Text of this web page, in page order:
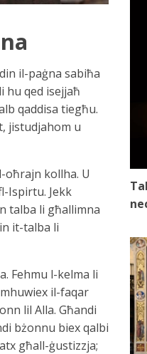
il-paġna sabiħa
hu qed isejjaħ
qaddisa tiegħu.
jistudjahom u
kollha. U
Ispirtu. Jekk
talba li għallimna
it-talba li
Fehmu l-kelma li
il-faqar
lil Alla. Għandi
bżonnu biex qalbi
għall-ġustizzja;